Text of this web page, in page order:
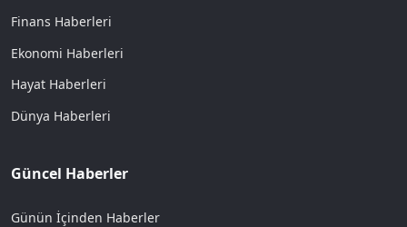
Finans Haberleri
Ekonomi Haberleri
Hayat Haberleri
Dünya Haberleri
Güncel Haberler
Günün İçinden Haberler